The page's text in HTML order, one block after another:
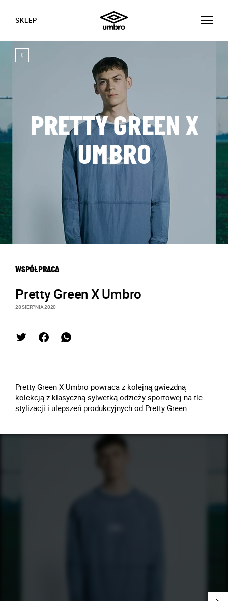
SKLEP
PRETTY GREEN X
UMBRO
WSPÓŁPRACA
Pretty Green X Umbro
28 SIERPNIA 2020
Pretty Green X Umbro powraca z kolejną gwiezdną
kolekcją z klasyczną sylwetką odzieży sportowej na tle
stylizacji i ulepszeń produkcyjnych od Pretty Green.